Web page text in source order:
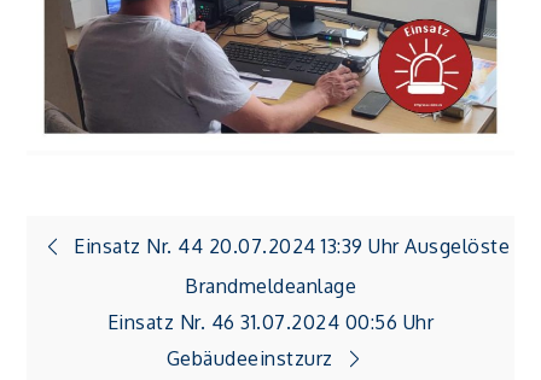
Beitragsnavigation
Einsatz Nr. 44 20.07.2024 13:39 Uhr Ausgelöste
Brandmeldeanlage
Einsatz Nr. 46 31.07.2024 00:56 Uhr
Gebäudeeinstzurz